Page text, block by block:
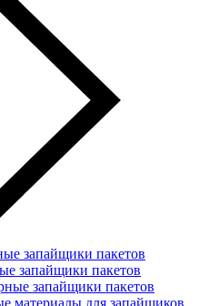
запайщики пакетов
запайщики пакетов
запайщики пакетов
материалы для запайщиков